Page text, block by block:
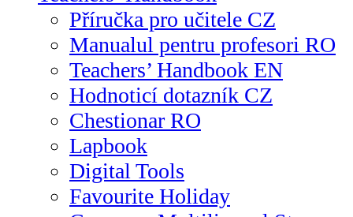
Příručka pro učitele CZ
Manualul pentru profesori RO
Teachers’ Handbook EN
Hodnoticí dotazník CZ
Chestionar RO
Lapbook
Digital Tools
Favourite Holiday